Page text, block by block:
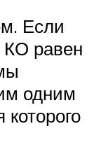
Если
КО равен
одним